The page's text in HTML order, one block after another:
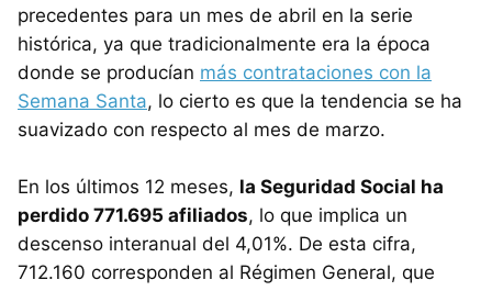
precedentes para un mes de abril en la serie
histórica, ya que tradicionalmente era la época
donde se producían más contrataciones con la
Semana Santa, lo cierto es que la tendencia se ha
suavizado con respecto al mes de marzo.
En los últimos 12 meses, la Seguridad Social ha
perdido 771.695 afiliados, lo que implica un
descenso interanual del 4,01%. De esta cifra,
712.160 corresponden al Régimen General, que